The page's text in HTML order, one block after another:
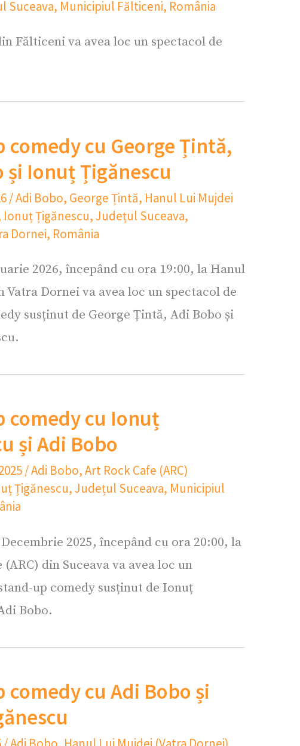
Suceava, Municipiul Fălticeni, România
Fălticeni va avea loc un spectacol de
comedy cu George Țintă,
și Ionuț Țigănescu
/Adi Bobo, George Țintă, Hanul Lui Mujdei
Ionuț Țigănescu,Județul Suceava,
Dornei, România
2026, începând cu ora 19:00, la Hanul
Vatra Dornei va avea loc un spectacol de
susținut de George Țintă, Adi Bobo și
comedy cu Ionuț
și Adi Bobo
/Adi Bobo,Art Rock Cafe (ARC)
Țigănescu,Județul Suceava, Municipiul
2025, începând cu ora 20:00, la
din Suceava va avea loc un
up comedy susținut de Ionuț
Bobo.
comedy cu Adi Bobo și